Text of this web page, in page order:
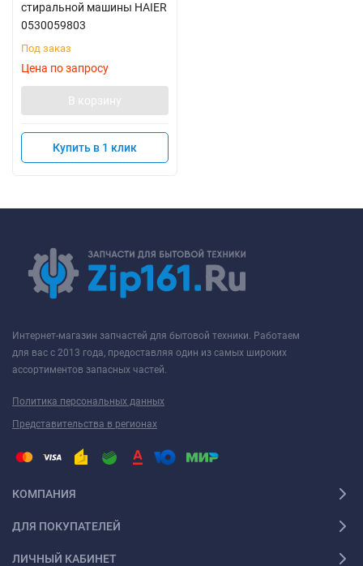
стиральной машины HAIER
0530059803
Под заказ
Цена по запросу
В корзину
Купить в 1 клик
Интернет-магазин запчастей для бытовой техники. Работаем
для вас с 2013 года, предоставляя один из самых широких
ассортиментов запасных частей.
Политика персональных данных
Представительства в регионах
КОМПАНИЯ
ДЛЯ ПОКУПАТЕЛЕЙ
ЛИЧНЫЙ КАБИНЕТ